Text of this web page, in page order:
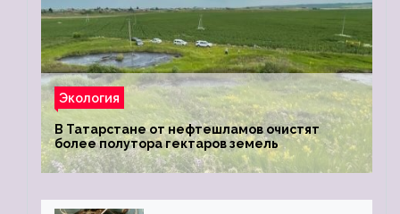
Экология
В Татарстане от нефтешламов очистят
более полутора гектаров земель